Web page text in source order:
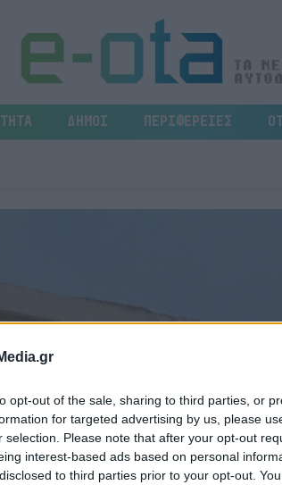
opt-out of the sale, sharing to third parties, or
for targeted advertising by us, please
selection. Please note that after your opt-out
interest-based ads based on personal
to third parties prior to your opt-out.
ΔΗΜΟΙ ΠΕΡΙΦΕΡΕΙΕΣ